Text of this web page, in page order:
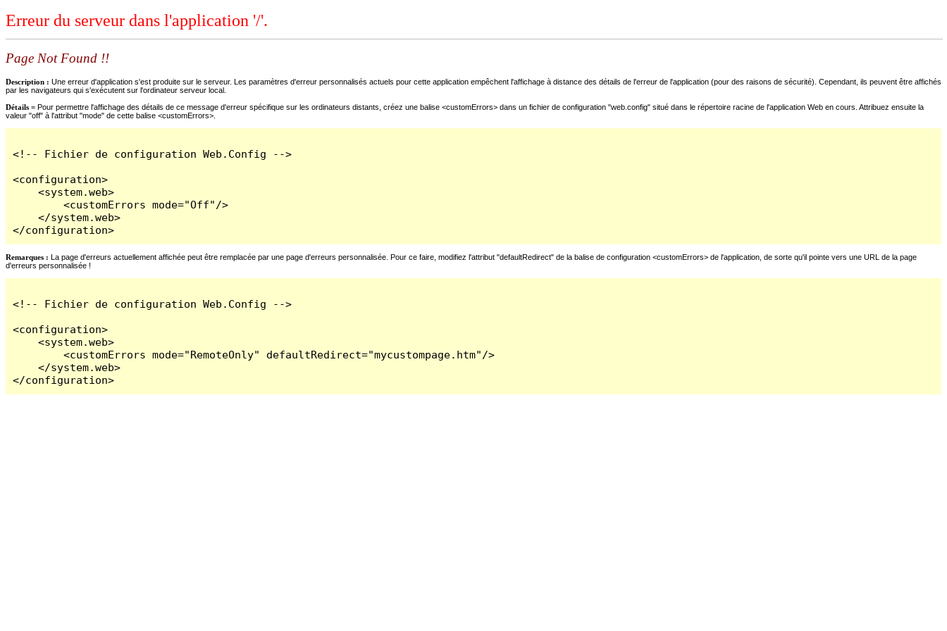
Erreur du serveur dans l'application '/'.
Page Not Found !!
Description : Une erreur d'application s'est produite sur le serveur. Les paramètres d'erreur personnalisés actuels pour cette application empêchent l'affichage à distance des détails de l'erreur de l'application (pour des raisons de sécurité). Cependant, ils peuvent être affichés
par les navigateurs qui s'exécutent sur l'ordinateur serveur local.
Détails = Pour permettre l'affichage des détails de ce message d'erreur spécifique sur les ordinateurs distants, créez une balise <customErrors> dans un fichier de configuration "web.config" situé dans le répertoire racine de l'application Web en cours. Attribuez ensuite la
valeur "off" à l'attribut "mode" de cette balise <customErrors>.
<!-- Fichier de configuration Web.Config -->
<configuration>
    <system.web>
        <customErrors mode="Off"/>
    </system.web>
</configuration>
Remarques : La page d'erreurs actuellement affichée peut être remplacée par une page d'erreurs personnalisée. Pour ce faire, modifiez l'attribut "defaultRedirect" de la balise de configuration <customErrors> de l'application, de sorte qu'il pointe vers une URL de la page
d'erreurs personnalisée !
<!-- Fichier de configuration Web.Config -->
<configuration>
    <system.web>
        <customErrors mode="RemoteOnly" defaultRedirect="mycustompage.htm"/>
    </system.web>
</configuration>